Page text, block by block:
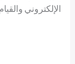
الإلكتروني